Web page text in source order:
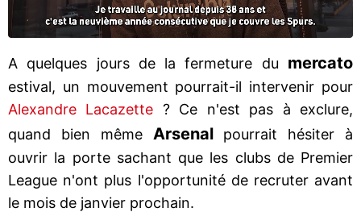
A quelques jours de la fermeture du mercato
estival, un mouvement pourrait-il intervenir pour
Alexandre Lacazette ? Ce n'est pas à exclure,
quand bien même Arsenalpourrait hésiter à
ouvrir la porte sachant que les clubs de Premier
League n'ont plus l'opportunité de recruter avant
le mois de janvier prochain.